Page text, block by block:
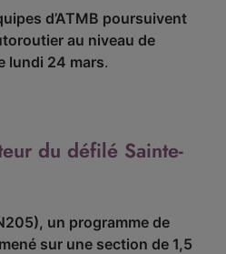
d’ATMB poursuivent
au niveau de
lundi 24 mars.
du défilé Sainte-
un programme de
sur une section de 1,5